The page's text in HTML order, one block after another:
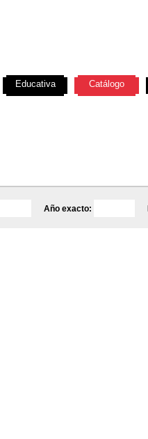
Año exacto:
Educativa Catálogo